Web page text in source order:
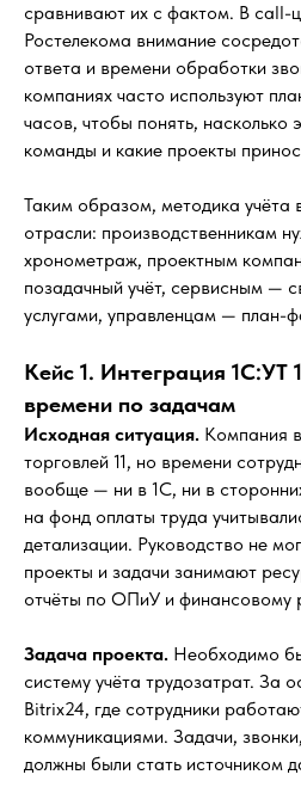
сравнивают их с фактом. В
Ростелекома внимание
ответа и времени обработки
компаниях часто используют
часов, чтобы понять, насколько
команды и какие проекты
Таким образом, методика учёта
отрасли: производственникам
хронометраж, проектным
позадачный учёт, сервисным —
услугами, управленцам — план-
Кейс 1. Интеграция 1С:УТ
времени по задачам
Исходная ситуация. Компания
торговлей 11, но времени
вообще — ни в 1С, ни в
на фонд оплаты труда
детализации. Руководство не
проекты и задачи занимают
отчёты по ОПиУ и финансовому
Задача проекта. Необходимо
систему учёта трудозатрат. За
Bitrix24, где сотрудники
коммуникациями. Задачи,
должны были стать источником